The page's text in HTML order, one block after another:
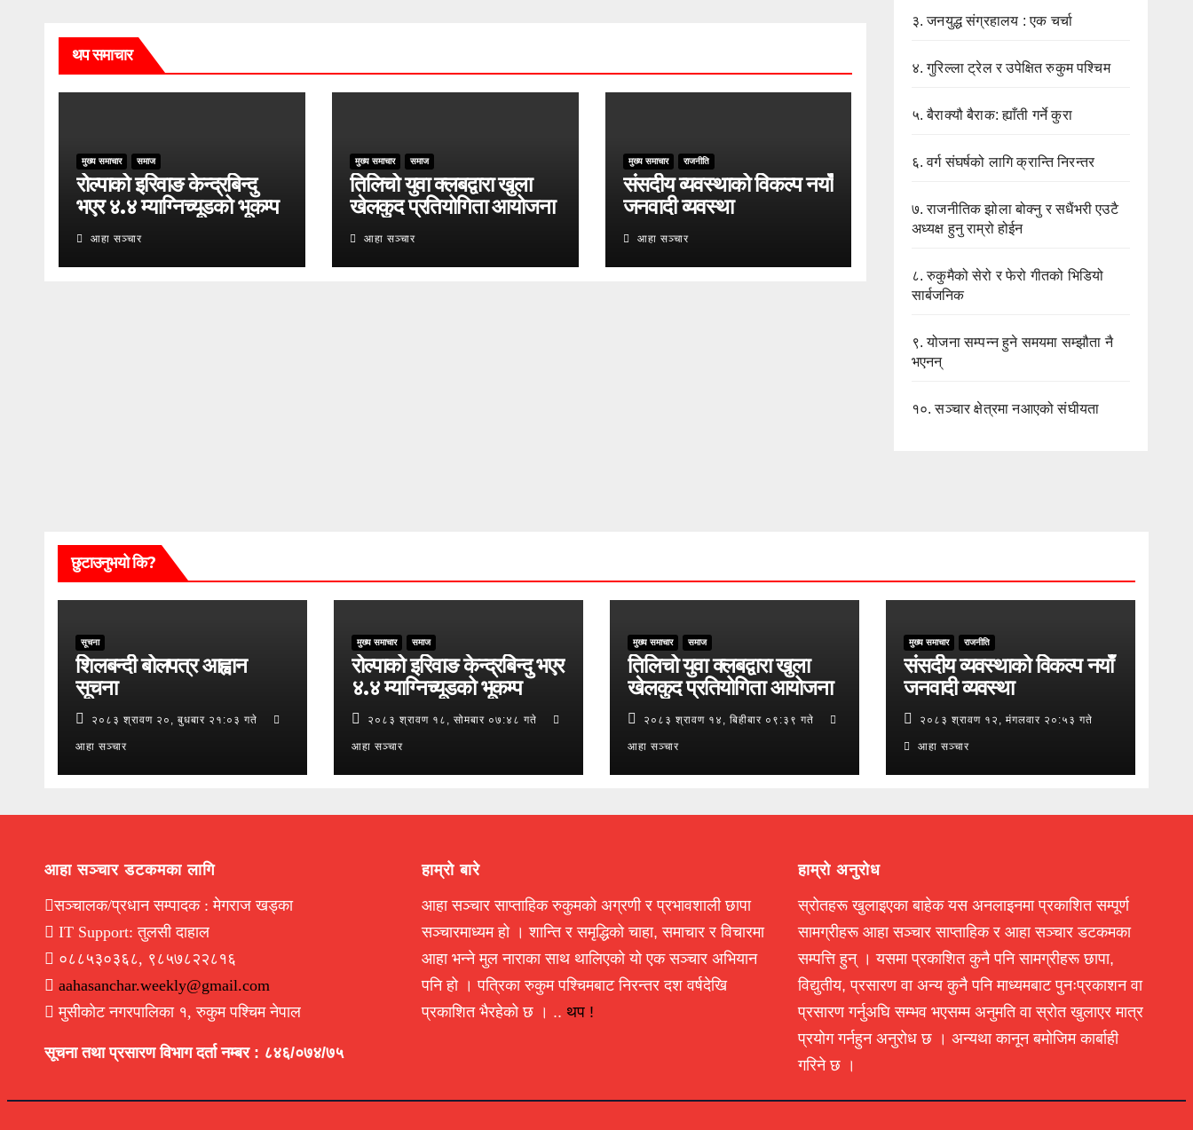
थप समाचार
मुख्य समाचार समाज
रोल्पाको इरिवाङ केन्द्रबिन्दु
भएर ४.४ म्याग्निच्यूडको भूकम्प
आहा सञ्चार
मुख्य समाचार समाज
तिलिचो युवा क्लबद्वारा खुला
खेलकुद प्रतियोगिता आयोजना
आहा सञ्चार
मुख्य समाचार राजनीति
संसदीय व्यवस्थाको विकल्प नयाँ
जनवादी व्यवस्था
आहा सञ्चार
३.जनयुद्ध संग्रहालय : एक चर्चा
४.गुरिल्ला ट्रेल र उपेक्षित रुकुम पश्चिम
५.बैराक्यौ बैराक: ह्याँती गर्ने कुरा
६.वर्ग संघर्षको लागि क्रान्ति निरन्तर
७.राजनीतिक झोला बोक्नु र सधैंभरी एउटै
अध्यक्ष हुनु राम्रो होईन
८.रुकुमैको सेरो र फेरो गीतको भिडियो
सार्बजनिक
९.योजना सम्पन्न हुने समयमा सम्झौता नै
भएनन्
१०.सञ्चार क्षेत्रमा नआएको संघीयता
छुटाउनुभयो कि?
सूचना
शिलबन्दी बोलपत्र आह्वान
सूचना
२०८३ श्रावण २०, बुधबार २१:०३ गते
आहा सञ्चार
मुख्य समाचार समाज
रोल्पाको इरिवाङ केन्द्रबिन्दु भएर
४.४ म्याग्निच्यूडको भूकम्प
२०८३ श्रावण १८, सोमबार ०७:४८ गते
आहा सञ्चार
मुख्य समाचार समाज
तिलिचो युवा क्लबद्वारा खुला
खेलकुद प्रतियोगिता आयोजना
२०८३ श्रावण १४, बिहीबार ०९:३९ गते
आहा सञ्चार
मुख्य समाचार राजनीति
संसदीय व्यवस्थाको विकल्प नयाँ
जनवादी व्यवस्था
२०८३ श्रावण १२, मंगलवार २०:५३ गते
आहा सञ्चार
आहा सञ्चार डटकमका लागि
सञ्चालक/प्रधान सम्पादक : मेगराज खड्का
IT Support: तुलसी दाहाल
०८८५३०३६८, ९८५७८२२८१६
aahasanchar.weekly@gmail.com
मुसीकोट नगरपालिका १, रुकुम पश्चिम नेपाल
सूचना तथा प्रसारण विभाग दर्ता नम्बर : ८४६/०७४/७५
हाम्रो बारे
आहा सञ्चार साप्ताहिक रुकुमको अग्रणी र प्रभावशाली छापा
सञ्चारमाध्यम हो । शान्ति र समृद्धिको चाहा, समाचार र विचारमा
आहा भन्ने मुल नाराका साथ थालिएको यो एक सञ्चार अभियान
पनि हो । पत्रिका रुकुम पश्चिमबाट निरन्तर दश वर्षदेखि
प्रकाशित भैरहेको छ । .. थप !
हाम्रो अनुरोध
स्रोतहरू खुलाइएका बाहेक यस अनलाइनमा प्रकाशित सम्पूर्ण
सामग्रीहरू आहा सञ्चार साप्ताहिक र आहा सञ्चार डटकमका
सम्पत्ति हुन् । यसमा प्रकाशित कुनै पनि सामग्रीहरू छापा,
विद्युतीय, प्रसारण वा अन्य कुनै पनि माध्यमबाट पुनःप्रकाशन वा
प्रसारण गर्नुअघि सम्भव भएसम्म अनुमति वा स्रोत खुलाएर मात्र
प्रयोग गर्नहुन अनुरोध छ । अन्यथा कानून बमोजिम कार्बाही
गरिने छ ।